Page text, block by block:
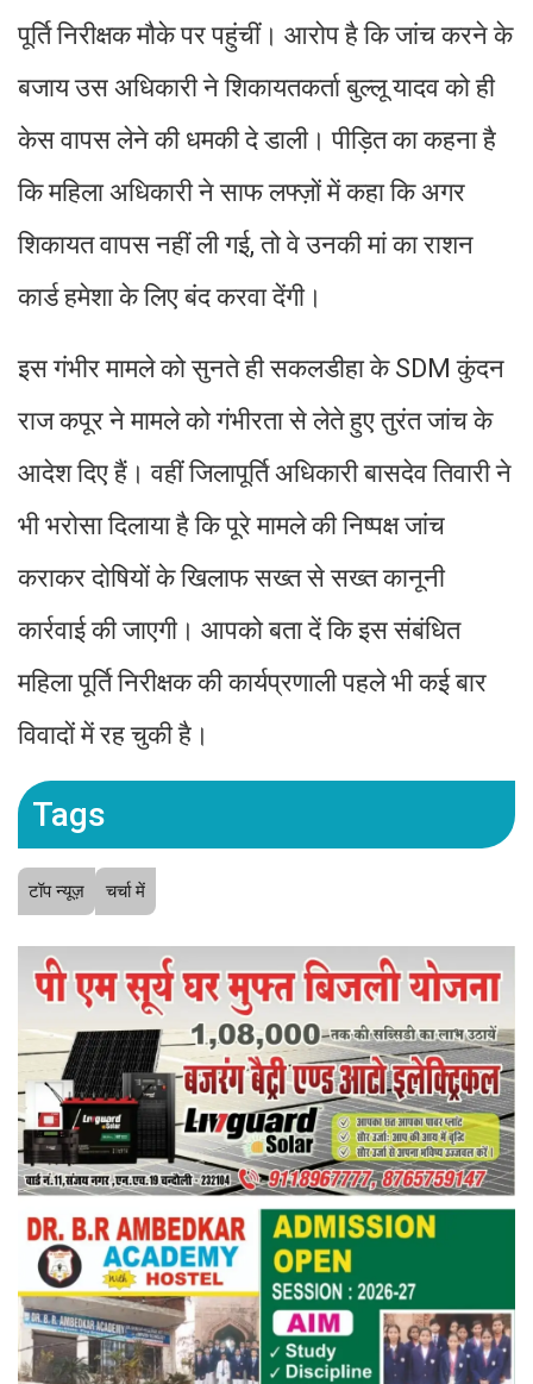
पूर्ति निरीक्षक मौके पर पहुंचीं। आरोप है कि जांच करने के
बजाय उस अधिकारी ने शिकायतकर्ता बुल्लू यादव को ही
केस वापस लेने की धमकी दे डाली। पीड़ित का कहना है
कि महिला अधिकारी ने साफ लफ्ज़ों में कहा कि अगर
शिकायत वापस नहीं ली गई, तो वे उनकी मां का राशन
कार्ड हमेशा के लिए बंद करवा देंगी।
इस गंभीर मामले को सुनते ही सकलडीहा के SDM कुंदन
राज कपूर ने मामले को गंभीरता से लेते हुए तुरंत जांच के
आदेश दिए हैं। वहीं जिलापूर्ति अधिकारी बासदेव तिवारी ने
भी भरोसा दिलाया है कि पूरे मामले की निष्पक्ष जांच
कराकर दोषियों के खिलाफ सख्त से सख्त कानूनी
कार्रवाई की जाएगी। आपको बता दें कि इस संबंधित
महिला पूर्ति निरीक्षक की कार्यप्रणाली पहले भी कई बार
विवादों में रह चुकी है।
Tags
टॉप न्यूज़ चर्चा में